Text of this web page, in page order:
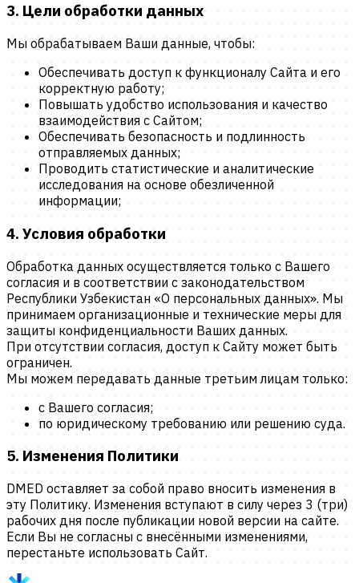
3. Цели обработки данных
Мы обрабатываем Ваши данные, чтобы:
Обеспечивать доступ к функционалу Сайта и его
корректную работу;
Повышать удобство использования и качество
взаимодействия с Сайтом;
Обеспечивать безопасность и подлинность
отправляемых данных;
Проводить статистические и аналитические
исследования на основе обезличенной
информации;
4. Условия обработки
Обработка данных осуществляется только с Вашего
согласия и в соответствии с законодательством
Республики Узбекистан «О персональных данных». Мы
принимаем организационные и технические меры для
защиты конфиденциальности Ваших данных.
При отсутствии согласия, доступ к Сайту может быть
ограничен.
Мы можем передавать данные третьим лицам только:
с Вашего согласия;
по юридическому требованию или решению суда.
5. Изменения Политики
DMED оставляет за собой право вносить изменения в
эту Политику. Изменения вступают в силу через 3 (три)
рабочих дня после публикации новой версии на сайте.
Если Вы не согласны с внесёнными изменениями,
перестаньте использовать Сайт.